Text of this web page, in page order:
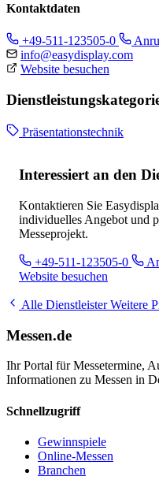
Kontaktdaten
+49-511-123505-0
info@easydisplay.com
Website besuchen
Präsentationstechnik
Interessiert an den
Kontaktieren Sie
individuelles Angebot und
Messeprojekt.
+49-511-123505-0
Website besuchen
Alle DienstleisterWeitere
Messen.de
Ihr Portal für Messetermine,
Informationen zu Messen in
Schnellzugriff
Gewinnspiele
Online-Messen
Branchen